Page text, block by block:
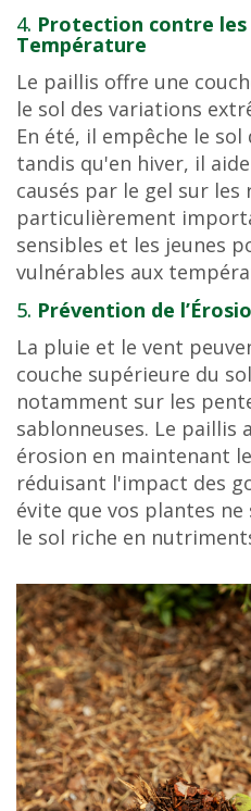
4. Protection contre
Température
Le paillis offre une
le sol des variations
En été, il empêche le
tandis qu'en hiver, il
causés par le gel sur les
particulièrement
sensibles et les jeunes
vulnérables aux
5. Prévention de
La pluie et le vent
couche supérieure du
notamment sur les
sablonneuses. Le paillis
érosion en maintenant
réduisant l'impact des
évite que vos plantes
le sol riche en